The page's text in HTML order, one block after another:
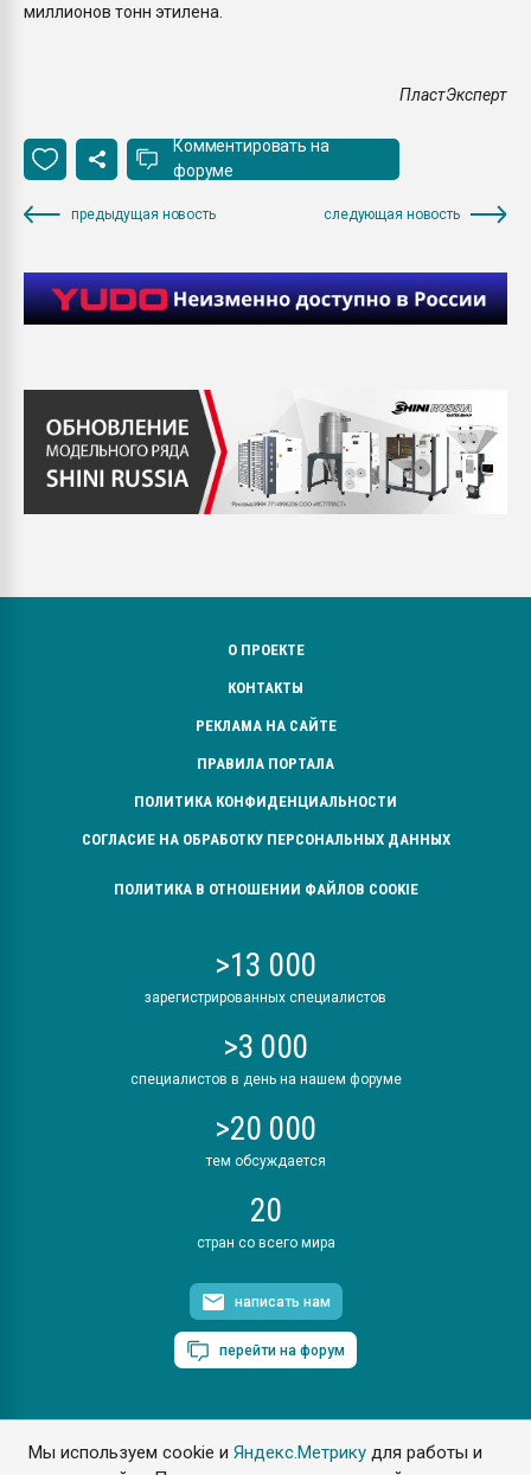
Мы используем cookie иЯндекс.Метрику для работы и
миллионов тонн этилена.
ПластЭксперт
Комментировать на
форуме
предыдущая новость следующая новость
О ПРОЕКТЕ
КОНТАКТЫ
РЕКЛАМА НА САЙТЕ
ПРАВИЛА ПОРТАЛА
ПОЛИТИКА КОНФИДЕНЦИАЛЬНОСТИ
СОГЛАСИЕ НА ОБРАБОТКУ ПЕРСОНАЛЬНЫХ ДАННЫХ
ПОЛИТИКА В ОТНОШЕНИИ ФАЙЛОВ COOKIE
>13 000
зарегистрированных специалистов
>3 000
специалистов в день на нашем форуме
>20 000
тем обсуждается
20
стран со всего мира
написать нам
перейти на форум
ПластЭксперт © 2006. Все права защищены